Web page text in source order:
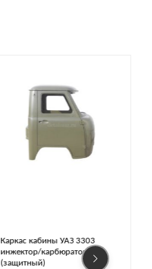
Пробка маслозаливной
горловины УМЗ-А274 “EvoTech
2.7”